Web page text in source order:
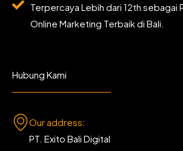
Terpercaya Lebih dari 12th sebagai
Online Marketing Terbaik di Bali.
Hubung Kami
Our address:
PT. Exito Bali Digital